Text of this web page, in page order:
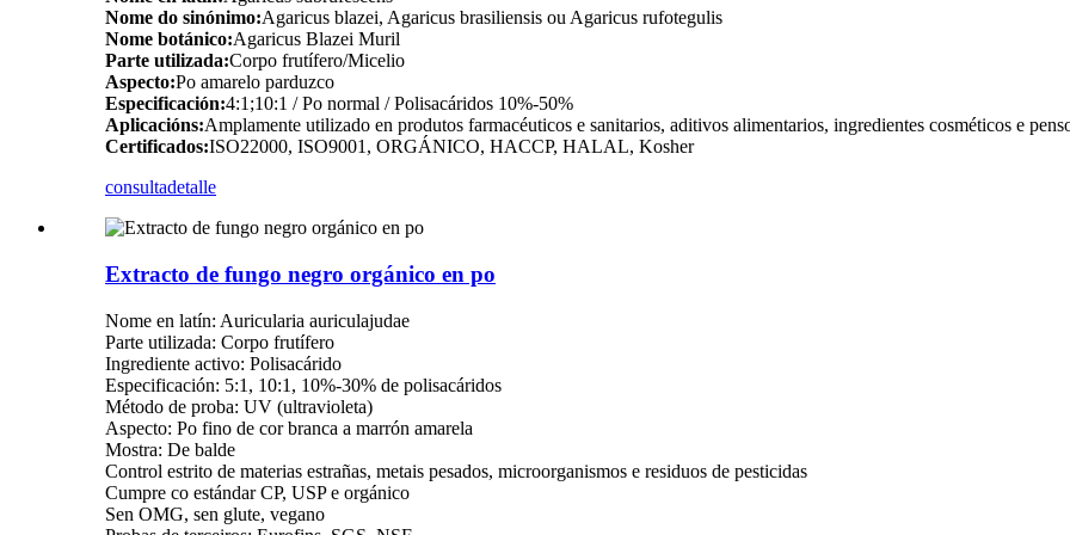
Nome do sinónimo:Agaricus blazei, Agaricus brasiliensis ou Agaricus rufotegulis
Nome botánico:Agaricus Blazei Muril
Parte utilizada:Corpo frutífero/Micelio
Aspecto:Po amarelo parduzco
Especificación:4:1;10:1 / Po normal / Polisacáridos 10%-50%
Aplicacións:Amplamente utilizado en produtos farmacéuticos e sanitarios, aditivos alimentarios, ingredientes cosméticos e
Certificados:ISO22000, ISO9001, ORGÁNICO, HACCP, HALAL, Kosher
consultadetalle
Extracto de fungo negro orgánico en po
Nome en latín: Auricularia auriculajudae
Parte utilizada: Corpo frutífero
Ingrediente activo: Polisacárido
Especificación: 5:1, 10:1, 10%-30% de polisacáridos
Método de proba: UV (ultravioleta)
Aspecto: Po fino de cor branca a marrón amarela
Mostra: De balde
Control estrito de materias estrañas, metais pesados, microorganismos e residuos de pesticidas
Cumpre co estándar CP, USP e orgánico
Sen OMG, sen glute, vegano